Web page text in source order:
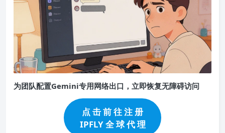
为团队配置Gemini专用网络出口，立即恢复无障碍访问
点 击 前 往 注 册
IPFLY 全 球 代 理